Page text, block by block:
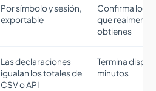
Por símbolo y sesión,
exportable
Confirma los
que realmente
obtienes
Las declaraciones
igualan los totales de
CSV o API
Termina
minutos